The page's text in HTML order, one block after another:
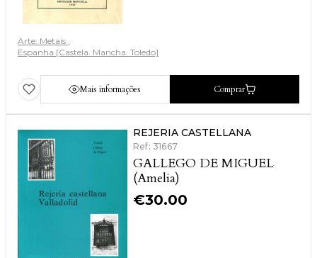
Arte: Metais
Espanha [Castela. Mancha. Toledo]
Mais informações Comprar
REJERIA CASTELLANA
Ref: 31667
GALLEGO DE MIGUEL
(Amelia)
€30.00